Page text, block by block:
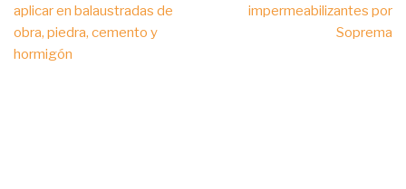
aplicar en balaustradas de
obra, piedra, cemento y
hormigón
impermeabilizantes por
Soprema